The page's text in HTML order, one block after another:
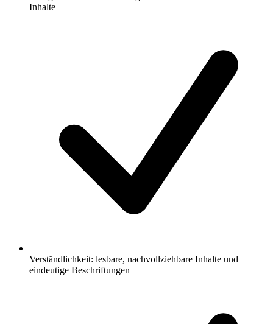
Inhalte
Verständlichkeit: lesbare, nachvollziehbare Inhalte und
eindeutige Beschriftungen